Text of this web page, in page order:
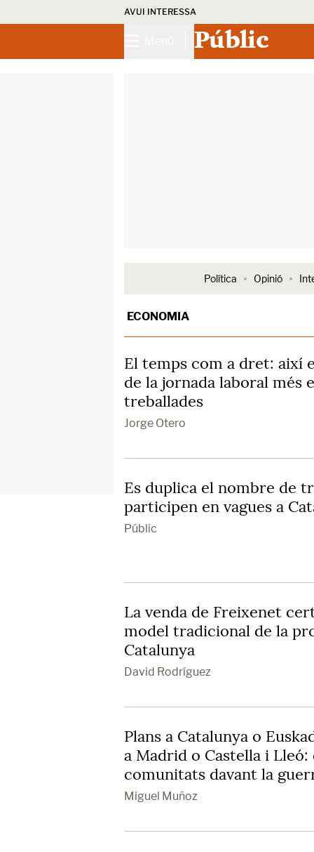
AVUI INTERESSA
Públic
Política Opinió
ECONOMIA
El temps com a dret: així
de la jornada laboral més
treballades
Jorge Otero
Es duplica el nombre de
participen en vagues a
Públic
La venda de Freixenet
model tradicional de la
Catalunya
David Rodríguez
Plans a Catalunya o
a Madrid o Castella i Lleó:
comunitats davant la
Miguel Muñoz